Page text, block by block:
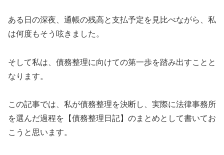
ある日の深夜、通帳の残高と支払予定を見比べながら、私
は何度もそう呟きました。
そして私は、債務整理に向けての第一歩を踏み出すことと
なります。
この記事では、私が債務整理を決断し、実際に法律事務所
を選んだ過程を【債務整理日記】のまとめとして書いてお
こうと思います。